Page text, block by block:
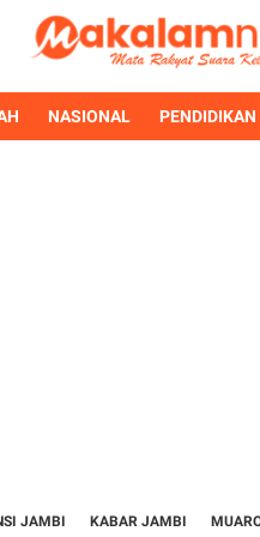
NASIONAL PENDIDIKAN
JAMBI KABAR JAMBI